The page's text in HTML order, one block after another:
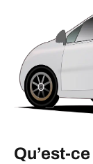
Qu’est-